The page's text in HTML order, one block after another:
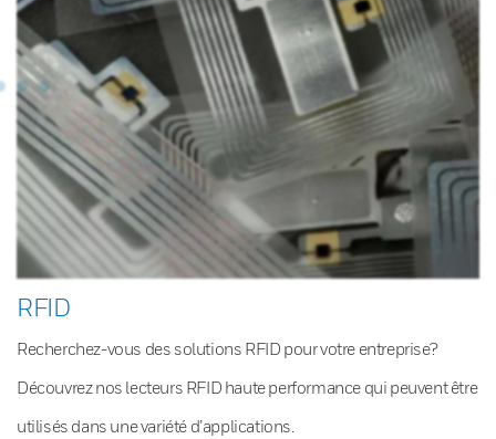
RFID
Recherchez-vous des solutions RFID pour votre entreprise?
Découvrez nos lecteurs RFID haute performance qui peuvent être
utilisés dans une variété d’applications.